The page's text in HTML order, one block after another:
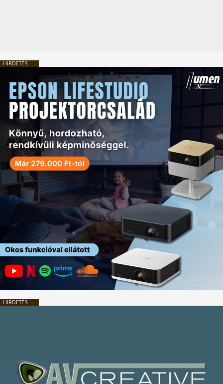
HIRDETÉS
HIRDETÉS